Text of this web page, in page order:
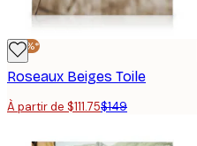
-25%*
Roseaux Beiges Toile
À partir de $111.75$149